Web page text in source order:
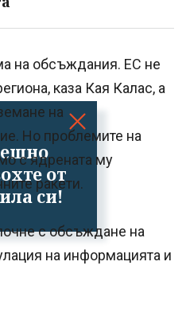
от
си!
на обсъждания. ЕС не
каза Кая Калас, а
на
Но проблемите на
с ядрената му
ракети.
с обсъждане на
на информацията и